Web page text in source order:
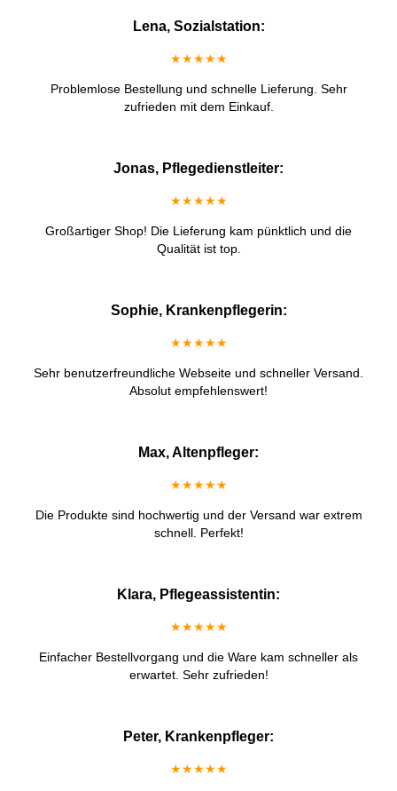
Lena, Sozialstation:
★★★★★
Problemlose Bestellung und schnelle Lieferung. Sehr
zufrieden mit dem Einkauf.
Jonas, Pflegedienstleiter:
★★★★★
Großartiger Shop! Die Lieferung kam pünktlich und die
Qualität ist top.
Sophie, Krankenpflegerin:
★★★★★
Sehr benutzerfreundliche Webseite und schneller Versand.
Absolut empfehlenswert!
Max, Altenpfleger:
★★★★★
Die Produkte sind hochwertig und der Versand war extrem
schnell. Perfekt!
Klara, Pflegeassistentin:
★★★★★
Einfacher Bestellvorgang und die Ware kam schneller als
erwartet. Sehr zufrieden!
Peter, Krankenpfleger:
★★★★★